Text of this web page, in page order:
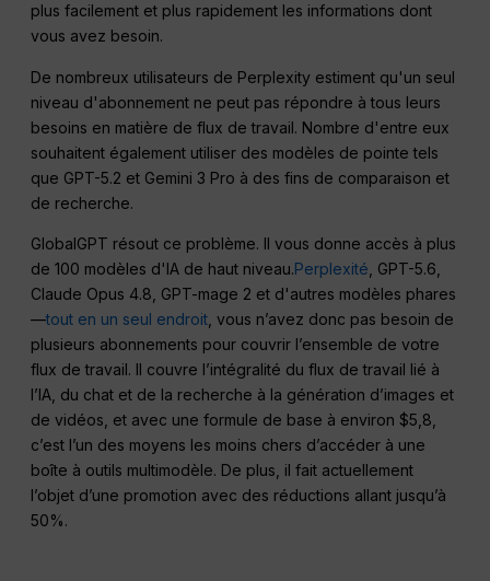
plus facilement et plus rapidement les informations dont
vous avez besoin.
De nombreux utilisateurs de Perplexity estiment qu'un seul
niveau d'abonnement ne peut pas répondre à tous leurs
besoins en matière de flux de travail. Nombre d'entre eux
souhaitent également utiliser des modèles de pointe tels
que GPT-5.2 et Gemini 3 Pro à des fins de comparaison et
de recherche.
GlobalGPT résout ce problème. Il vous donne accès à plus
de 100 modèles d'IA de haut niveau.Perplexité , GPT-5.6,
Claude Opus 4.8, GPT-mage 2 et d'autres modèles phares
—tout en un seul endroit , vous n’avez donc pas besoin de
plusieurs abonnements pour couvrir l’ensemble de votre
flux de travail. Il couvre l’intégralité du flux de travail lié à
l’IA, du chat et de la recherche à la génération d’images et
de vidéos, et avec une formule de base à environ $5,8,
c’est l’un des moyens les moins chers d’accéder à une
boîte à outils multimodèle. De plus, il fait actuellement
l’objet d’une promotion avec des réductions allant jusqu’à
50%.